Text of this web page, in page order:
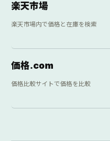
楽天市場
楽天市場内で価格と在庫を検索
価格.com
価格比較サイトで価格を比較